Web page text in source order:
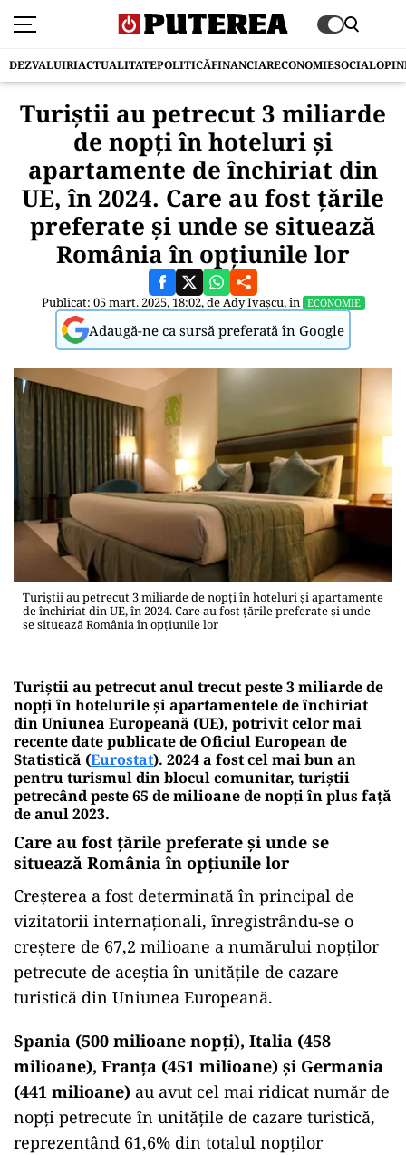
DEZVALUIRIACTUALITATEPOLITICĂFINANCIARECONOMIESOCIAL
Turiştii au petrecut 3 miliarde
de nopţi în hoteluri şi
apartamente de închiriat din
UE, în 2024. Care au fost ţările
preferate şi unde se situează
România în opţiunile lor
Publicat: 05 mart. 2025, 18:02, deAdy Ivașcu, în ECONOMIE
Adaugă-ne ca sursă preferată în Google
Turiştii au petrecut 3 miliarde de nopţi în hoteluri şi apartamente
de închiriat din UE, în 2024. Care au fost ţările preferate şi unde
se situează România în opţiunile lor
Turiştii au petrecut anul trecut peste 3 miliarde de
nopţi în hotelurile şi apartamentele de închiriat
din Uniunea Europeană (UE), potrivit celor mai
recente date publicate de Oficiul European de
Statistică (Eurostat). 2024 a fost cel mai bun an
pentru turismul din blocul comunitar, turiştii
petrecând peste 65 de milioane de nopţi în plus faţă
de anul 2023.
Care au fost ţările preferate şi unde se
situează România în opţiunile lor
Creşterea a fost determinată în principal de
vizitatorii internaţionali, înregistrându-se o
creştere de 67,2 milioane a numărului nopţilor
petrecute de aceştia în unităţile de cazare
turistică din Uniunea Europeană.
Spania (500 milioane nopţi), Italia (458
milioane), Franţa (451 milioane) şi Germania
(441 milioane) au avut cel mai ridicat număr de
nopţi petrecute în unităţile de cazare turistică,
reprezentând 61,6% din totalul nopţilor